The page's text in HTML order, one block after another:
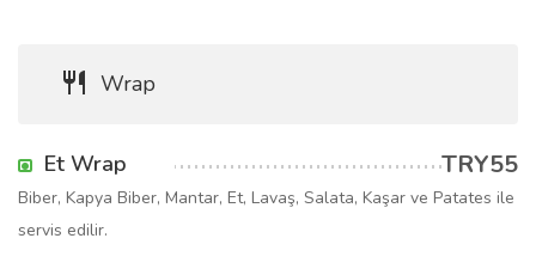
Wrap
Et Wrap TRY55
Biber, Kapya Biber, Mantar, Et, Lavaş, Salata, Kaşar ve Patates ile
servis edilir.